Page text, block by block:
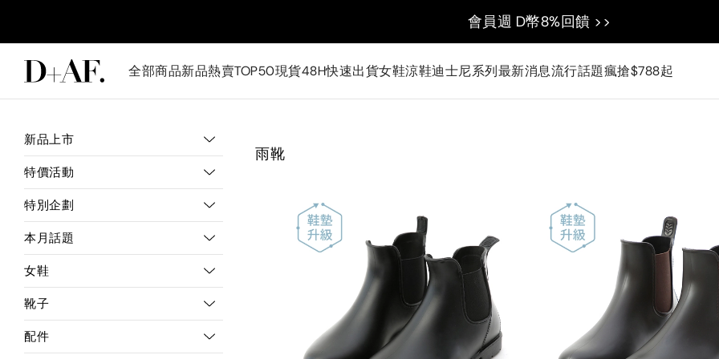
會員週 D幣8%回饋 >>
全部商品新品熱賣TOP50現貨48H快速出貨女鞋涼鞋迪士尼系列最新消息流行話題瘋搶$788起
新品上市
特價活動
特別企劃
本月話題
女鞋
靴子
配件
雨靴